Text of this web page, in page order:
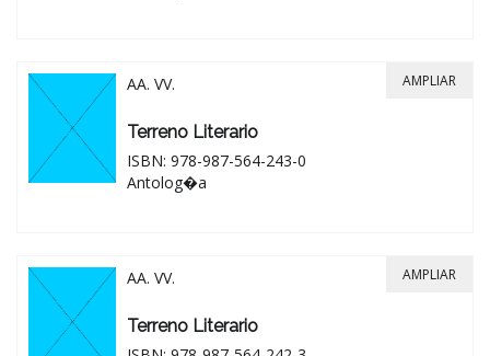
AA. VV.
Terreno Literario
ISBN: 978-987-564-243-0
Antolog�a
AMPLIAR
AA. VV.
Terreno Literario
AMPLIAR